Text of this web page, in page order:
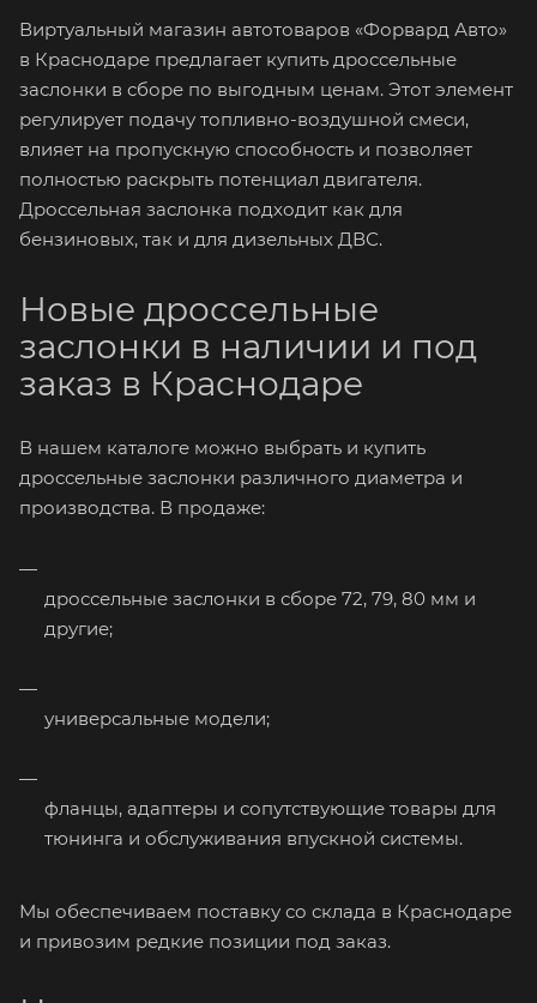
Виртуальный магазин автотоваров «Форвард Авто»
в Краснодаре предлагает купить дроссельные
заслонки в сборе по выгодным ценам. Этот элемент
регулирует подачу топливно-воздушной смеси,
влияет на пропускную способность и позволяет
полностью раскрыть потенциал двигателя.
Дроссельная заслонка подходит как для
бензиновых, так и для дизельных ДВС.
Новые дроссельные
заслонки в наличии и под
заказ в Краснодаре
В нашем каталоге можно выбрать и купить
дроссельные заслонки различного диаметра и
производства. В продаже:
дроссельные заслонки в сборе 72, 79, 80 мм и
другие;
универсальные модели;
фланцы, адаптеры и сопутствующие товары для
тюнинга и обслуживания впускной системы.
Мы обеспечиваем поставку со склада в Краснодаре
и привозим редкие позиции под заказ.